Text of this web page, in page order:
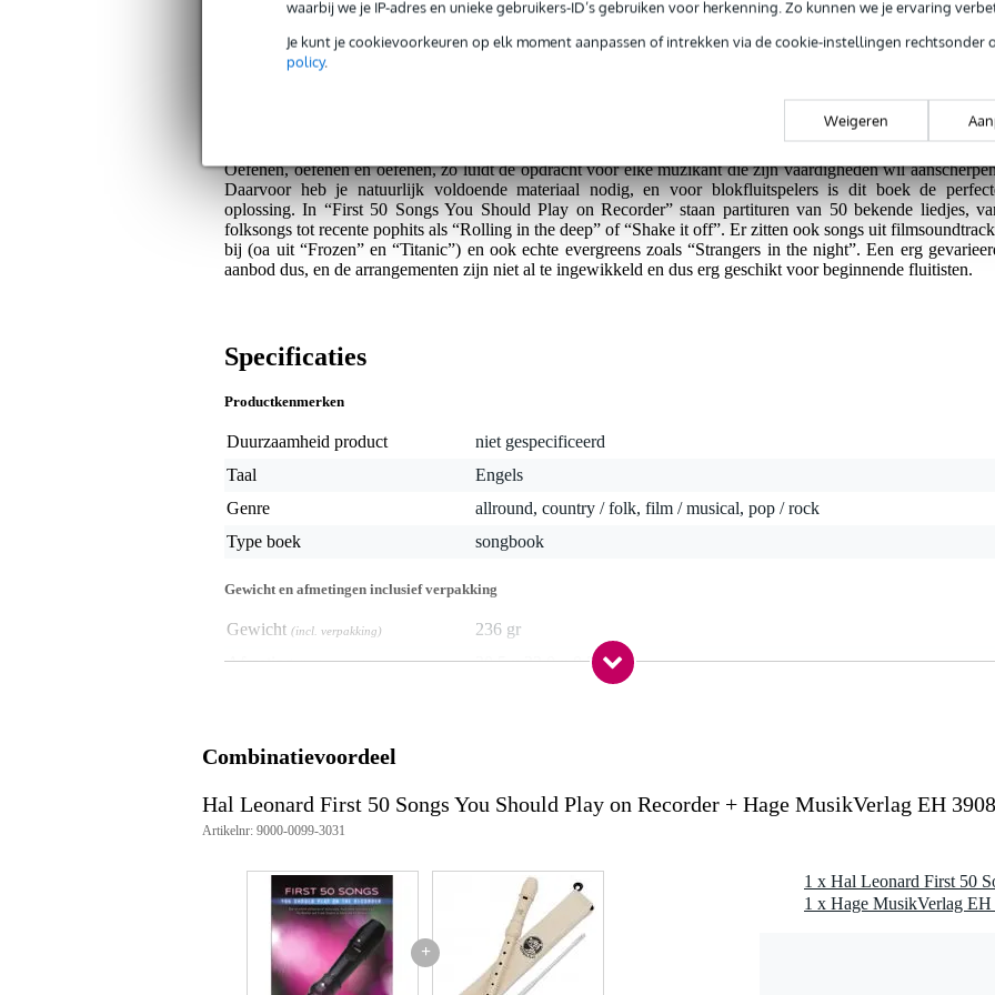
waarbij we je IP-adres en unieke gebruikers-ID’s gebruiken voor herkenning. Zo kunnen we je ervaring
Je kunt je cookievoorkeuren op elk moment aanpassen of intrekken via de cookie-instellingen rechtsonder
policy.
Weigeren
Bax Music Garantie: Op dit product krijg je alleen garantie op fabrieksfouten.
Oefenen, oefenen en oefenen, zo luidt de opdracht voor elke muzikant die zijn vaardigheden wil
Daarvoor heb je natuurlijk voldoende materiaal nodig, en voor blokfluitspelers is dit boek de
oplossing. In “First 50 Songs You Should Play on Recorder” staan partituren van 50 bekende liedjes,
folksongs tot recente pophits als “Rolling in the deep” of “Shake it off”. Er zitten ook songs uit
bij (oa uit “Frozen” en “Titanic”) en ook echte evergreens zoals “Strangers in the night”. Een erg
aanbod dus, en de arrangementen zijn niet al te ingewikkeld en dus erg geschikt voor beginnende fluitisten.
Specificaties
Productkenmerken
Duurzaamheid product
niet gespecificeerd
Taal
Engels
Genre
allround, country / folk, film / musical, pop / rock
Type boek
songbook
Gewicht en afmetingen inclusief verpakking
Gewicht (incl. verpakking)
236 gr
Afmeting(incl. verpakking) 30,5 x 23,0 x 0,5 cm
First 50 Songs You Should Play on Recorder
songboek voor blokfluit
uitgeverij: Hal Leonard
ISBN: 9781540034236
aantal pagina’s: 64
jaar van publicatie: 2018
Liedjes
Air (Air On The G String)
All of Me
Combinatievoordeel
Hal Leonard First 50 Songs You Should Play on Recorder + Hage MusikVerlag EH 3908
Artikelnr: 9000-0099-3031
+